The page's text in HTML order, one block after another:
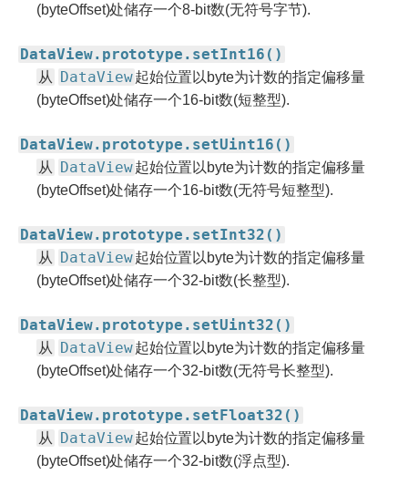
(byteOffset)处储存一个8-bit数(无符号字节).
DataView.prototype.setInt16()
从 DataView 起始位置以byte为计数的指定偏移量
(byteOffset)处储存一个16-bit数(短整型).
DataView.prototype.setUint16()
从 DataView 起始位置以byte为计数的指定偏移量
(byteOffset)处储存一个16-bit数(无符号短整型).
DataView.prototype.setInt32()
从 DataView 起始位置以byte为计数的指定偏移量
(byteOffset)处储存一个32-bit数(长整型).
DataView.prototype.setUint32()
从 DataView 起始位置以byte为计数的指定偏移量
(byteOffset)处储存一个32-bit数(无符号长整型).
DataView.prototype.setFloat32()
从 DataView 起始位置以byte为计数的指定偏移量
(byteOffset)处储存一个32-bit数(浮点型).